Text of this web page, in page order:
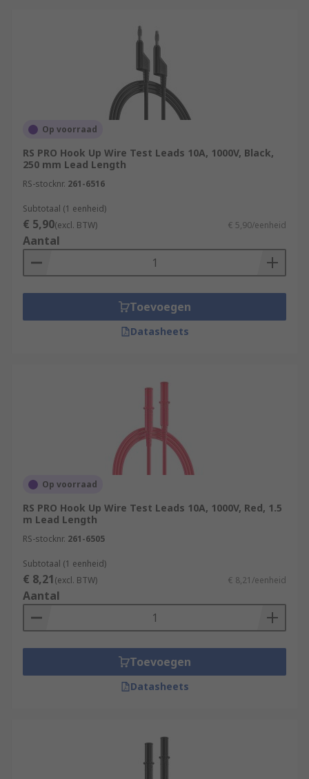
Op voorraad
RS PRO Hook Up Wire Test Leads 10A, 1000V, Black,
250 mm Lead Length
RS-stocknr. 261-6516
Subtotaal (1 eenheid)
€ 5,90(excl. BTW) € 5,90/eenheid
Aantal
Toevoegen
Datasheets
Op voorraad
RS PRO Hook Up Wire Test Leads 10A, 1000V, Red, 1.5
m Lead Length
RS-stocknr. 261-6505
Subtotaal (1 eenheid)
€ 8,21(excl. BTW) € 8,21/eenheid
Aantal
Toevoegen
Datasheets